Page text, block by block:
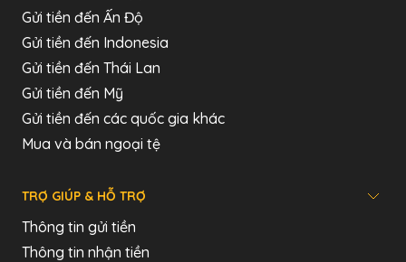
Gửi tiền đến Ấn Độ
Gửi tiền đến Indonesia
Gửi tiền đến Thái Lan
Gửi tiền đến Mỹ
Gửi tiền đến các quốc gia khác
Mua và bán ngoại tệ
TRỢ GIÚP & HỖ TRỢ
Thông tin gửi tiền
Thông tin nhận tiền